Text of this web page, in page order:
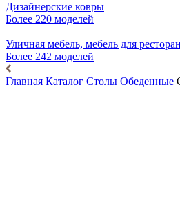
Дизайнерские ковры
Более 220 моделей
Уличная мебель, мебель для
Более 242 моделей
Главная Каталог Столы Обеденные